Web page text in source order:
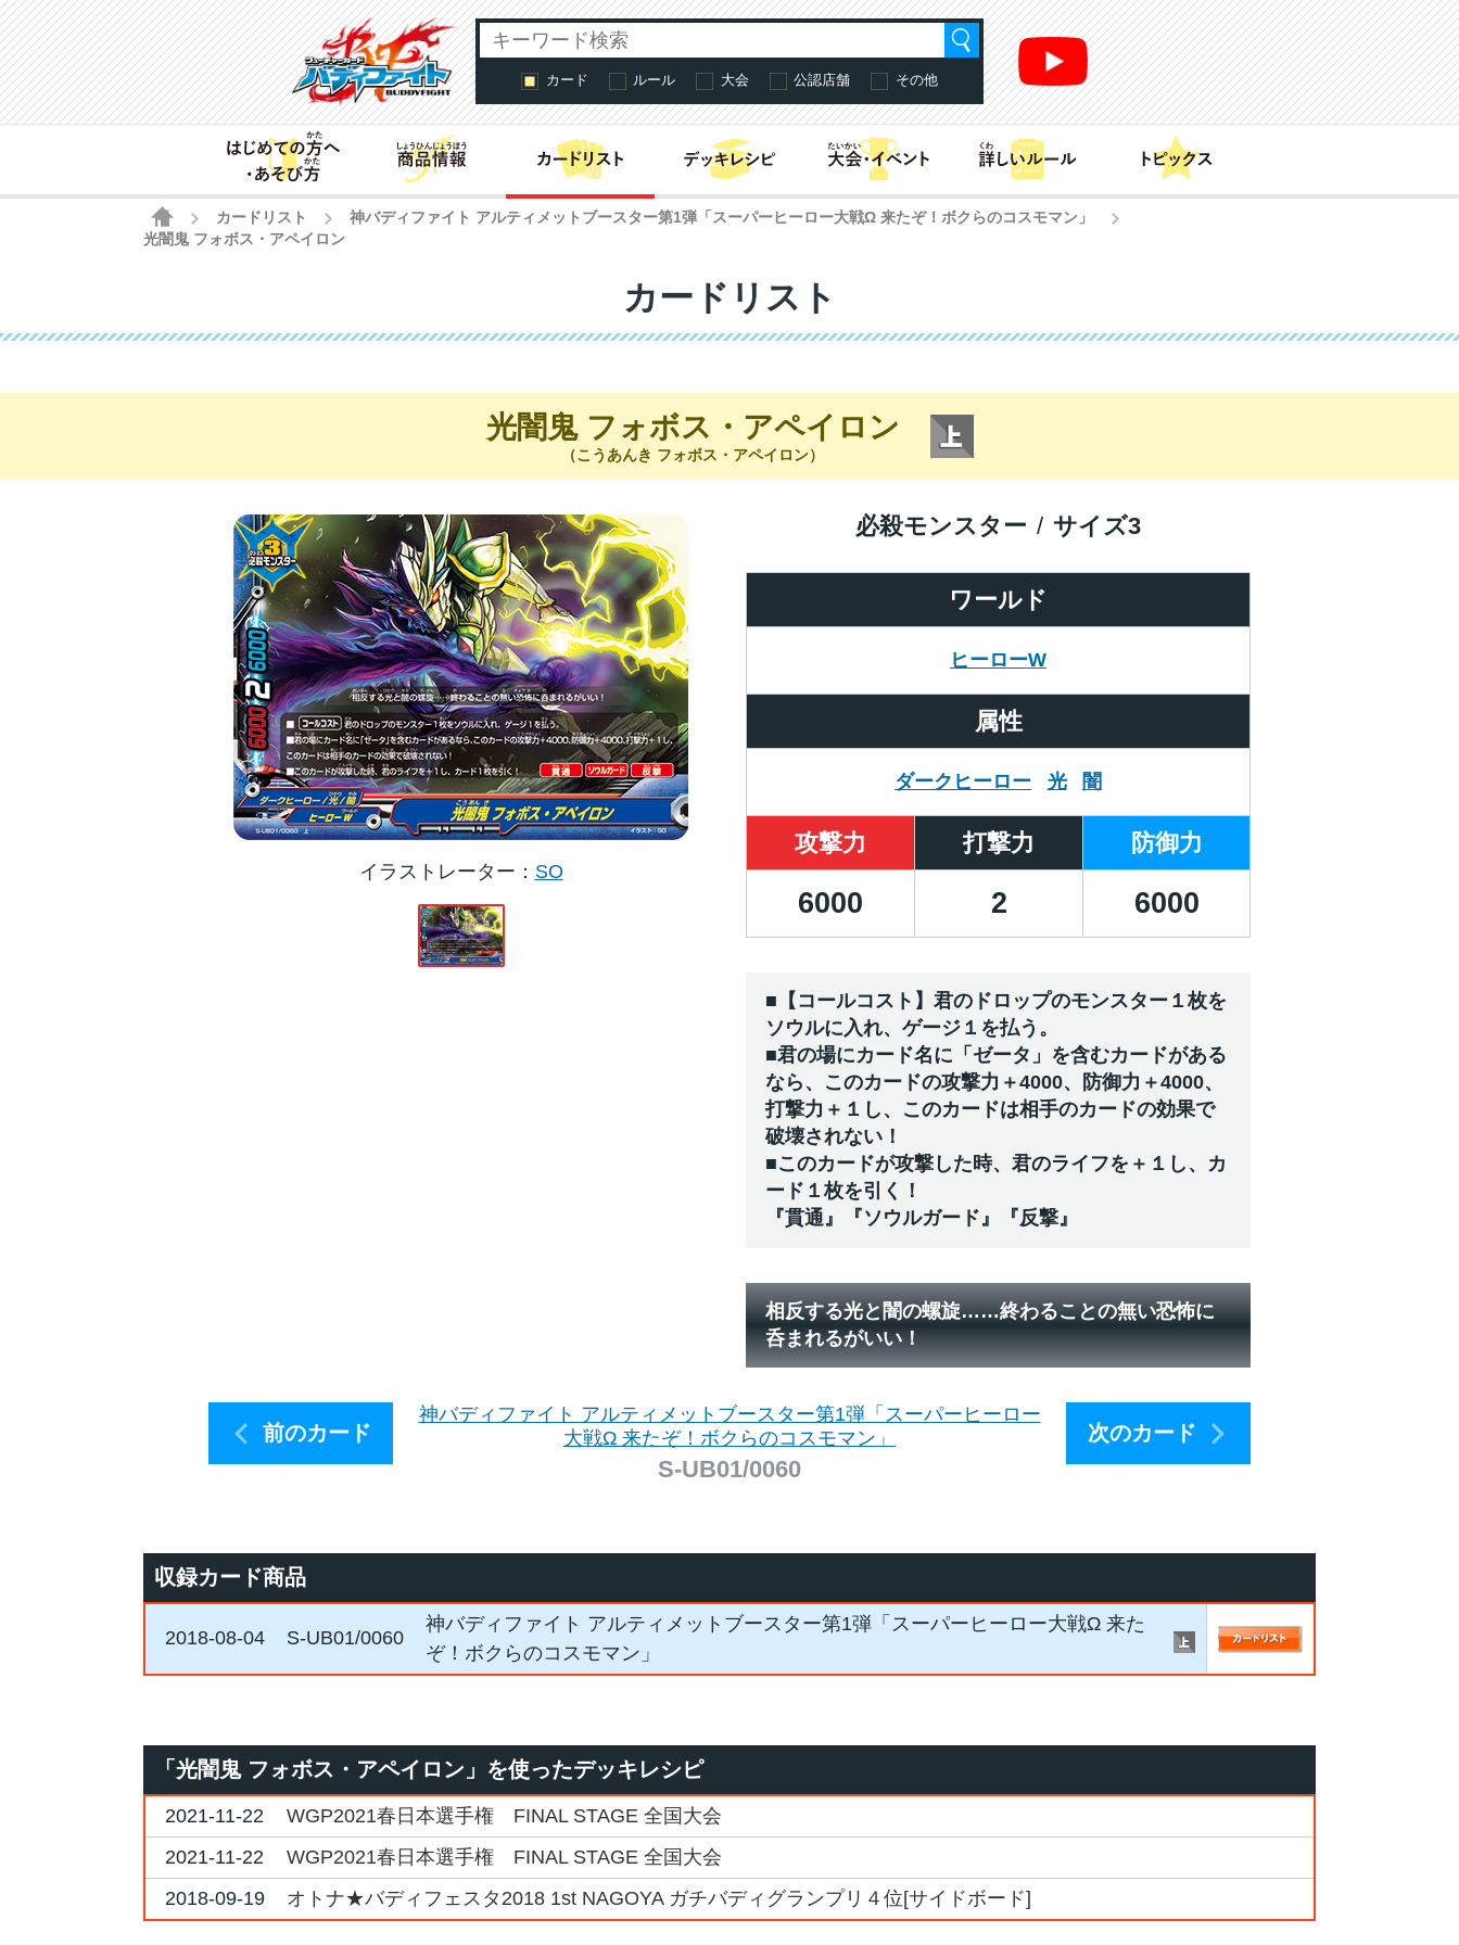
カード ルール 大会 公認店舗 その他
はじめての方へ・あそび方商品情報 カードリスト
HOME
カードリスト 神バディファイト アルティメットブースター第1弾「スーパーヒーロー大戦Ω 来たぞ！ボクらのコスモマン」
光闇鬼 フォボス・アペイロン
カードリスト
光闇鬼 フォボス・アペイロン
（こうあんき フォボス・アペイロン）
イラストレーター SO
ワールド
ヒーローW
必殺モンスター サイズ3
属性
ダークヒーロー 光 闇
攻撃力 打撃力 防御力
6000 2 6000
■【コールコスト】君のドロップのモンスター１枚を
ソウルに入れ、ゲージ１を払う。
■君の場にカード名に「ゼータ」を含むカードがある
なら、このカードの攻撃力＋4000、防御力＋4000、
打撃力＋１し、このカードは相手のカードの効果で
破壊されない！
■このカードが攻撃した時、君のライフを＋１し、カ
ード１枚を引く！
『貫通』『ソウルガード』『反撃』
相反する光と闇の螺旋……終わることの無い恐怖に
呑まれるがいい！
前のカード
神バディファイト アルティメットブースター第1弾「スーパーヒーロー
大戦Ω 来たぞ！ボクらのコスモマン」
S-UB01/0060
次のカード
収録カード商品
2018-08-04 S-UB01/0060
神バディファイト アルティメットブースター第1弾「スーパーヒーロー大戦Ω 来た
ぞ！ボクらのコスモマン」
「光闇鬼 フォボス・アペイロン」を使ったデッキレシピ
2021-11-22
WGP2021春日本選手権 FINAL STAGE 全国大会
2021-11-22
WGP2021春日本選手権 FINAL STAGE 全国大会
2018-09-19
オトナ★バディフェスタ2018 1st NAGOYA ガチバディグランプリ４位[サイドボード]